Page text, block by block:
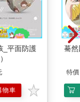
_平面防護
物車
驀
特價